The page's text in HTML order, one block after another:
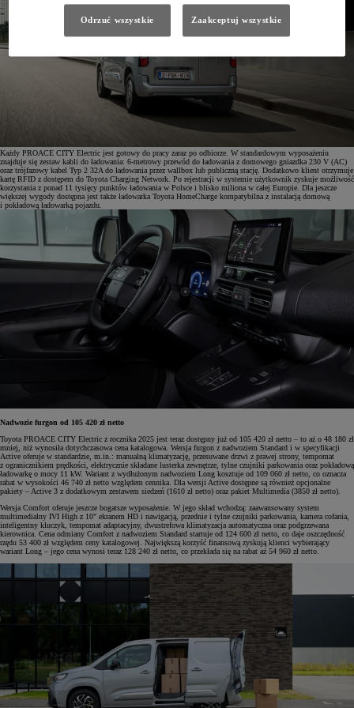
Każdy PROACE CITY Electric jest gotowy do pracy zaraz po odbiorze. W standardowym wyposażeniu
znajduje się zestaw kabli do ładowania: 6-metrowy przewód do ładowania z domowego gniazdka 230 V (AC)
oraz trójfazowy kabel Typ 2 32A do ładowania przez wallbox lub publiczną stację. Dodatkowo klient otrzymuje
kartę RFID z dostępem do Toyota Charging Network. Po rejestracji w systemie użytkownik zyskuje możliwość
korzystania z ponad 11 tysięcy punktów ładowania w Polsce i blisko miliona w całej Europie. Dla jeszcze
większej wygody dostępna jest także ładowarka Toyota HomeCharge kompatybilna z instalacją domową
i pokładową ładowarką pojazdu.
Nadwozie furgon od 105 420 zł netto
Toyota PROACE CITY Electric z rocznika 2025 jest teraz dostępny już od 105 420 zł netto – to aż o 48 180 zł
mniej, niż wynosiła dotychczasowa cena katalogowa. Wersja furgon z nadwoziem Standard i w specyfikacji
Active oferuje w standardzie, m.in.: manualną klimatyzację, przesuwane drzwi z prawej strony, tempomat
z ogranicznikiem prędkości, elektrycznie składane lusterka zewnętrze, tylne czujniki parkowania oraz pokładową
ładowarkę o mocy 11 kW. Wariant z wydłużonym nadwoziem Long kosztuje od 109 060 zł netto, co oznacza
rabat w wysokości 46 740 zł netto względem cennika. Dla wersji Active dostępne są również opcjonalne
pakiety – Active 3 z dodatkowym zestawem siedzeń (1610 zł netto) oraz pakiet Multimedia (3850 zł netto).
Wersja Comfort oferuje jeszcze bogatsze wyposażenie. W jego skład wchodzą: zaawansowany system
multimedialny IVI High z 10" ekranem HD i nawigacją, przednie i tylne czujniki parkowania, kamera cofania,
inteligentny kluczyk, tempomat adaptacyjny, dwustrefowa klimatyzacja automatyczna oraz podgrzewana
kierownica. Cena odmiany Comfort z nadwoziem Standard startuje od 124 600 zł netto, co daje oszczędność
rzędu 53 400 zł względem ceny katalogowej. Największą korzyść finansową zyskują klienci wybierający
wariant Long – jego cena wynosi teraz 128 240 zł netto, co przekłada się na rabat aż 54 960 zł netto.
Odrzuć wszystkie Zaakceptuj wszystkie